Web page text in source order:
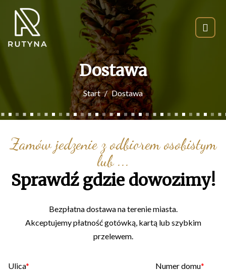
Dostawa
Start Dostawa
Zamów jedzenie z odbiorem osobistym
lub ...
Sprawdź gdzie dowozimy!
Bezpłatna dostawa na terenie miasta.
Akceptujemy płatność gotówką, kartą lub szybkim
przelewem.
Ulica Numer domu